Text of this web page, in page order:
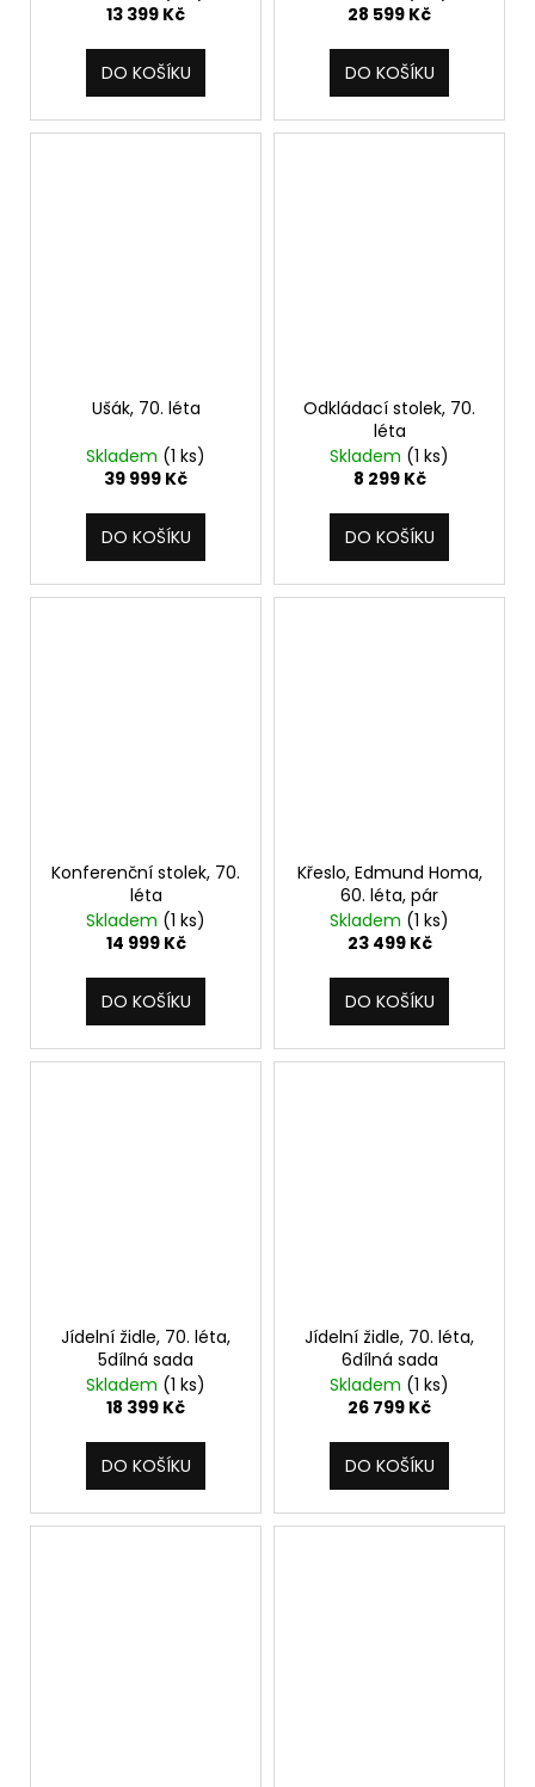
13 399 Kč
DO KOŠÍKU
28 599 Kč
DO KOŠÍKU
Ušák, 70. léta
Skladem (1 ks)
39 999 Kč
DO KOŠÍKU
Odkládací stolek, 70.
léta
Skladem (1 ks)
8 299 Kč
DO KOŠÍKU
Konferenční stolek, 70.
léta
Skladem (1 ks)
14 999 Kč
DO KOŠÍKU
Křeslo, Edmund Homa,
60. léta, pár
Skladem (1 ks)
23 499 Kč
DO KOŠÍKU
Jídelní židle, 70. léta,
5dílná sada
Skladem (1 ks)
18 399 Kč
DO KOŠÍKU
Jídelní židle, 70. léta,
6dílná sada
Skladem (1 ks)
26 799 Kč
DO KOŠÍKU